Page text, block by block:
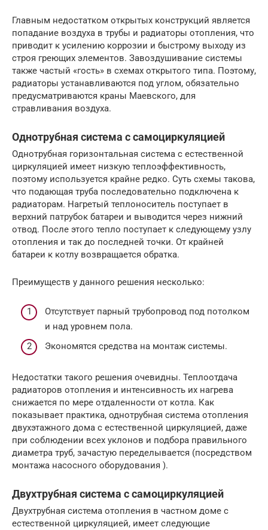
Главным недостатком открытых конструкций является
попадание воздуха в трубы и радиаторы отопления, что
приводит к усилению коррозии и быстрому выходу из
строя греющих элементов. Завоздушивание системы
также частый «гость» в схемах открытого типа. Поэтому,
радиаторы устанавливаются под углом, обязательно
предусматриваются краны Маевского, для
стравливания воздуха.
Однотрубная система с самоциркуляцией
Однотрубная горизонтальная система с естественной
циркуляцией имеет низкую теплоэффективность,
поэтому используется крайне редко. Суть схемы такова,
что подающая труба последовательно подключена к
радиаторам. Нагретый теплоноситель поступает в
верхний патрубок батареи и выводится через нижний
отвод. После этого тепло поступает к следующему узлу
отопления и так до последней точки. От крайней
батареи к котлу возвращается обратка.
Преимуществ у данного решения несколько:
Отсутствует парный трубопровод под потолком
и над уровнем пола.
Экономятся средства на монтаж системы.
Недостатки такого решения очевидны. Теплоотдача
радиаторов отопления и интенсивность их нагрева
снижается по мере отдаленности от котла. Как
показывает практика, однотрубная система отопления
двухэтажного дома с естественной циркуляцией, даже
при соблюдении всех уклонов и подбора правильного
диаметра труб, зачастую переделывается (посредством
монтажа насосного оборудования ).
Двухтрубная система с самоциркуляцией
Двухтрубная система отопления в частном доме с
естественной циркуляцией, имеет следующие